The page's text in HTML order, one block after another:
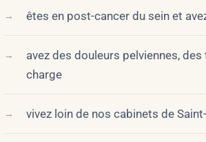
êtes en post-cancer du sein et
avez des douleurs pelviennes,
charge
vivez loin de nos cabinets de